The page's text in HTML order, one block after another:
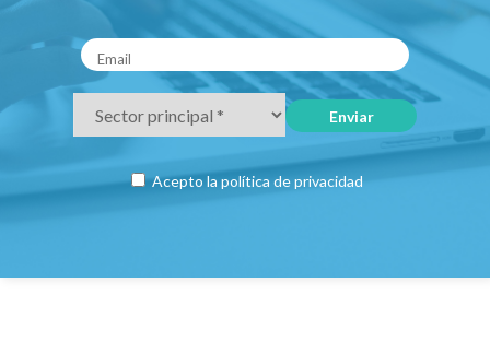
Acepto la política de privacidad